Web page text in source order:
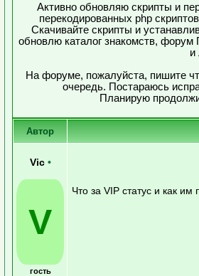
Активно обновляю скрипты и
перекодированных php
Скачивайте скрипты и
обновлю каталог знакомств,
На форуме, пожалуйста, пишите
очередь. Постараюсь
Планирую
Автор
Vic •
V
гость
Что за VIP статус и как